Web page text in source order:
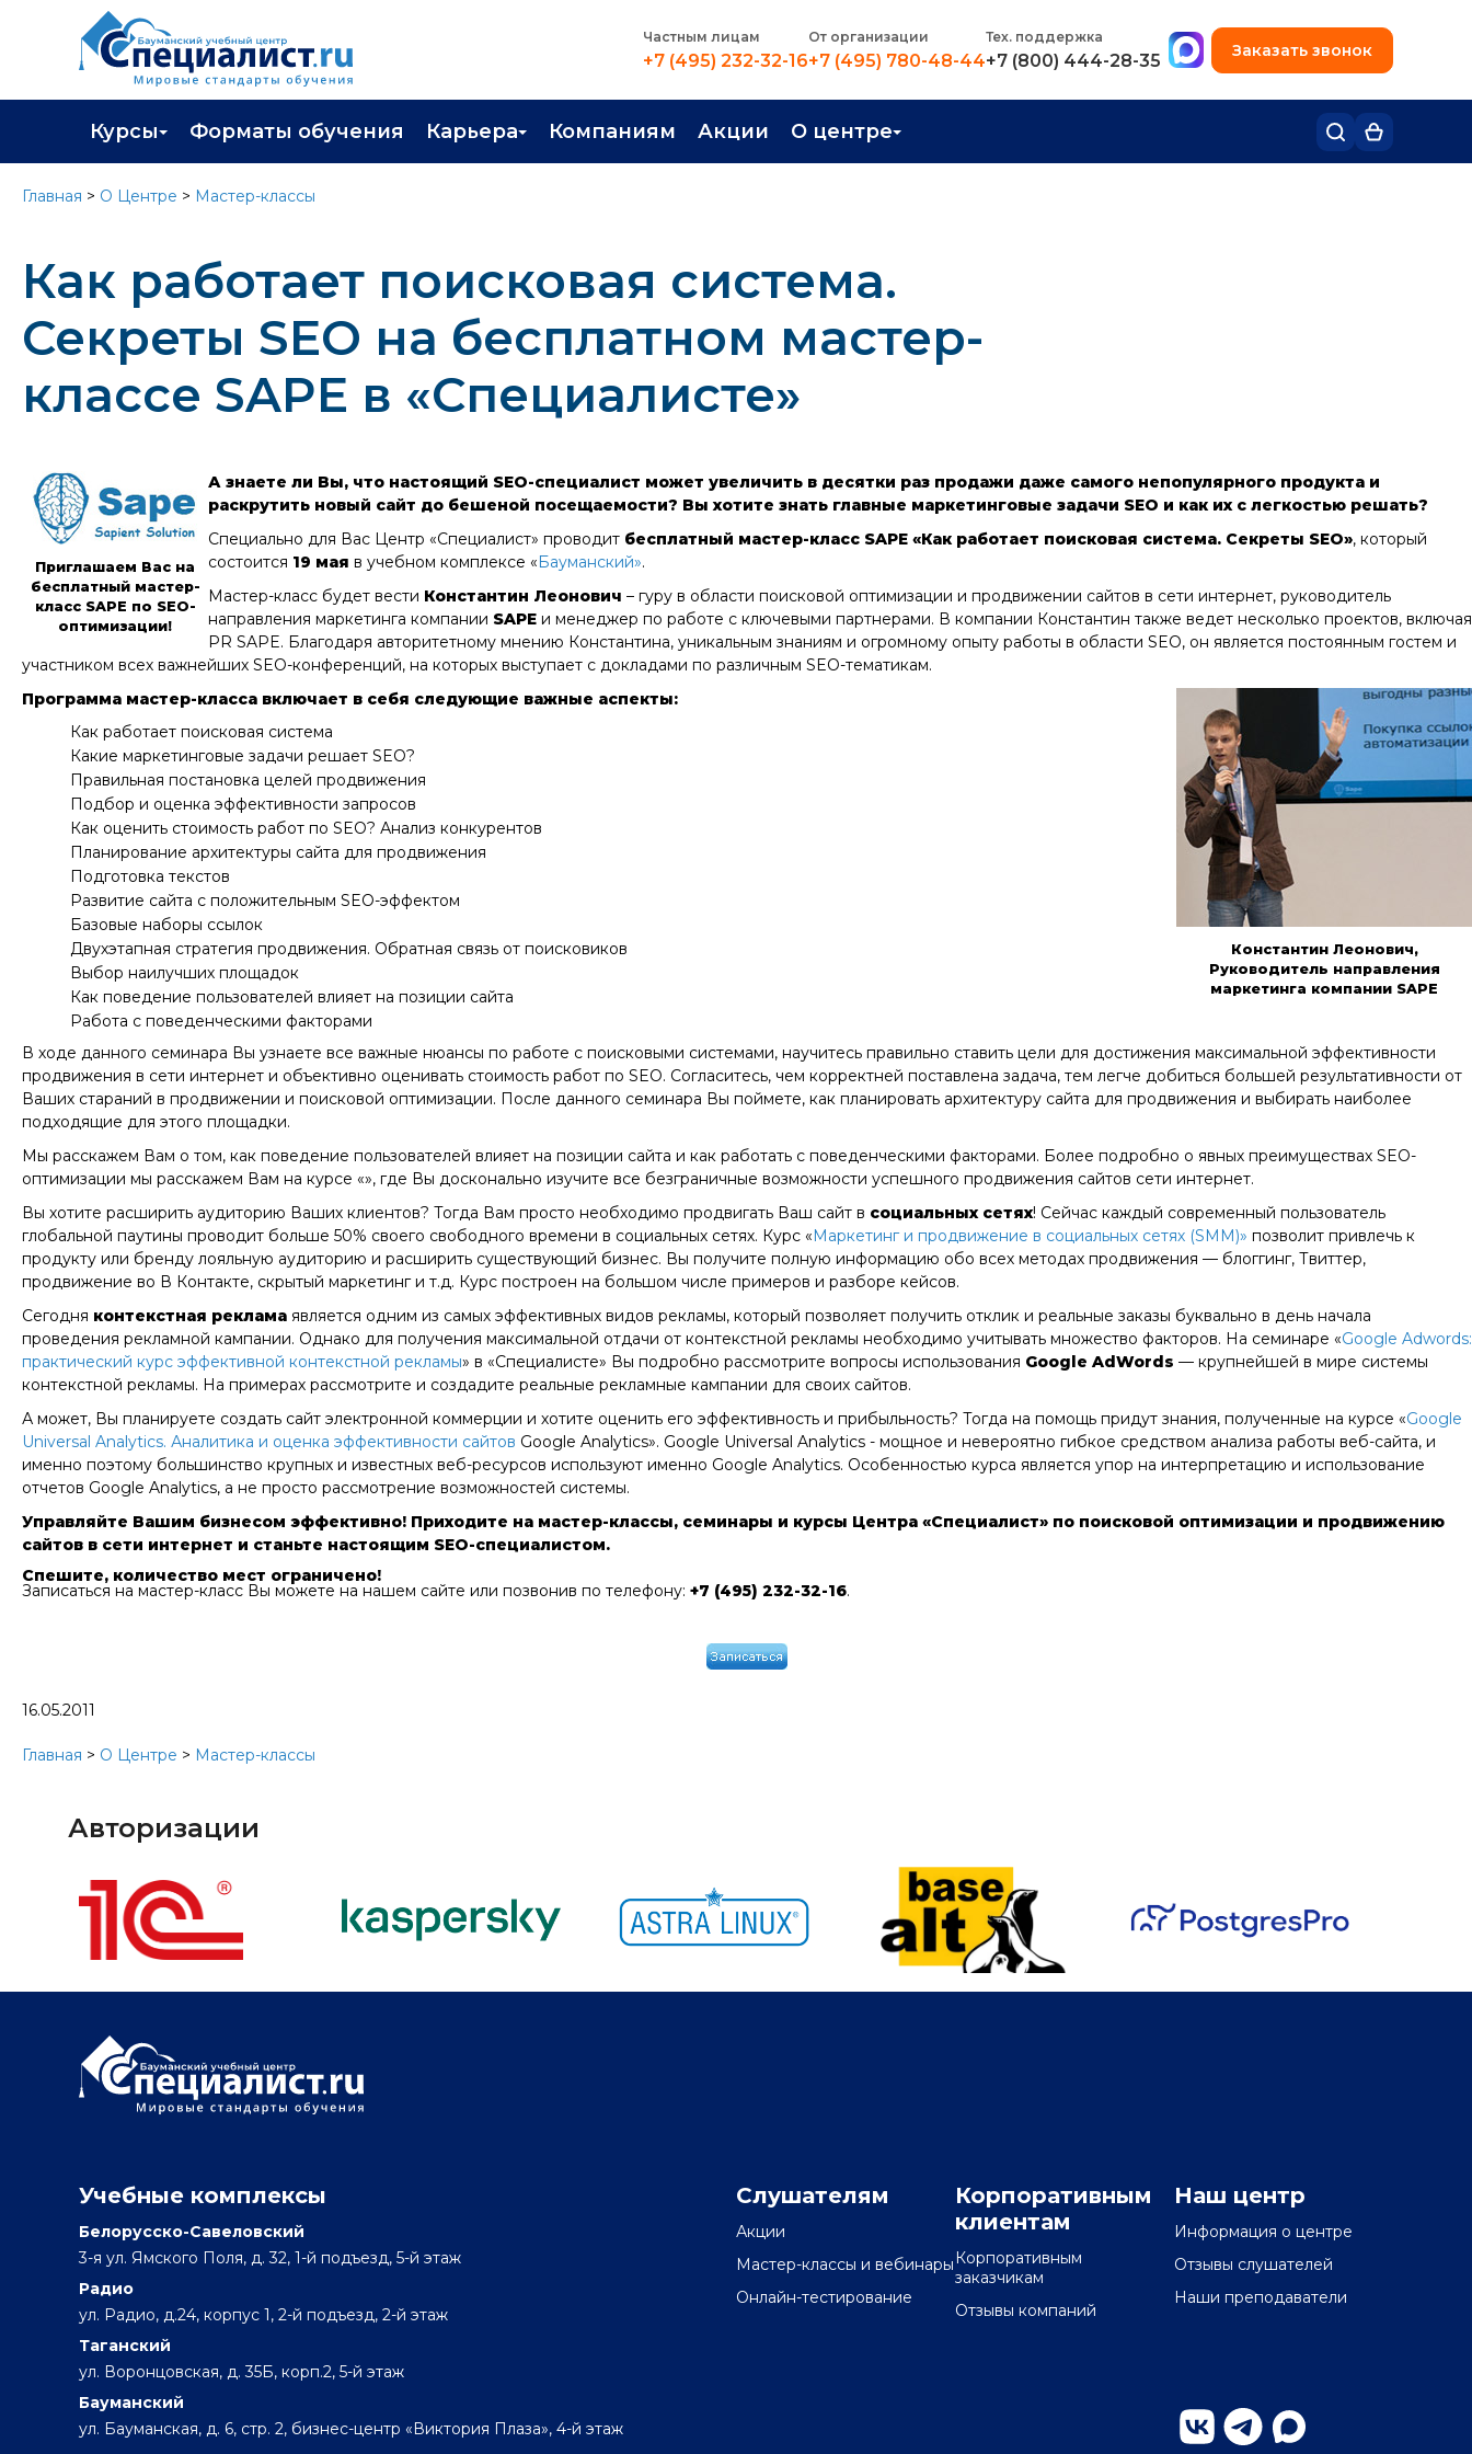
Частным лицам
+7 (495) 232-32-16
От организации
+7 (495) 780-48-44
Тех. поддержка
+7 (800) 444-28-35
+7 (495) 780-48-49
Заказать звонок
Курсы
Каталог курсов
Профессиональная переподготовка
Программа лояльности
Подарить сертификат на обучение
Форматы обучения Карьера
Трудоустройство
Работа в Центре
Компаниям Акции О центре
О центре
Вакансии
Главная > О Центре > Мастер-классы
Как работает поисковая система.
Секреты SEO на бесплатном мастер-
классе SAPE в «Специалисте»
Приглашаем Вас на
бесплатный мастер-
класс SAPE по SEO-
оптимизации!
А знаете ли Вы, что настоящий SEO-специалист может увеличить в десятки раз продажи даже самого непопулярного продукта и
раскрутить новый сайт до бешеной посещаемости? Вы хотите знать главные маркетинговые задачи SEO и как их с легкостью решать?
Специально для Вас Центр «Специалист» проводит бесплатный мастер-класс SAPE «Как работает поисковая система. Секреты SEO», который
состоится 19 мая в учебном комплексе «Бауманский».
Мастер-класс будет вести Константин Леонович – гуру в области поисковой оптимизации и продвижении сайтов в сети интернет, руководитель
направления маркетинга компании SAPE и менеджер по работе с ключевыми партнерами. В компании Константин также ведет несколько проектов, включая
PR SAPE. Благодаря авторитетному мнению Константина, уникальным знаниям и огромному опыту работы в области SEO, он является постоянным гостем и
участником всех важнейших SEO-конференций, на которых выступает с докладами по различным SEO-тематикам.
Константин Леонович,
Руководитель направления
маркетинга компании SAPE
Программа мастер-класса включает в себя следующие важные аспекты:
Как работает поисковая система
Какие маркетинговые задачи решает SEO?
Правильная постановка целей продвижения
Подбор и оценка эффективности запросов
Как оценить стоимость работ по SEO? Анализ конкурентов
Планирование архитектуры сайта для продвижения
Подготовка текстов
Развитие сайта с положительным SEO-эффектом
Базовые наборы ссылок
Двухэтапная стратегия продвижения. Обратная связь от поисковиков
Выбор наилучших площадок
Как поведение пользователей влияет на позиции сайта
Работа с поведенческими факторами
В ходе данного семинара Вы узнаете все важные нюансы по работе с поисковыми системами, научитесь правильно ставить цели для достижения максимальной эффективности
продвижения в сети интернет и объективно оценивать стоимость работ по SEO. Согласитесь, чем корректней поставлена задача, тем легче добиться большей результативности от
Ваших стараний в продвижении и поисковой оптимизации. После данного семинара Вы поймете, как планировать архитектуру сайта для продвижения и выбирать наиболее
подходящие для этого площадки.
Мы расскажем Вам о том, как поведение пользователей влияет на позиции сайта и как работать с поведенческими факторами. Более подробно о явных преимуществах SEO-
оптимизации мы расскажем Вам на курсе «», где Вы досконально изучите все безграничные возможности успешного продвижения сайтов сети интернет.
Вы хотите расширить аудиторию Ваших клиентов? Тогда Вам просто необходимо продвигать Ваш сайт в социальных сетях! Сейчас каждый современный пользователь
глобальной паутины проводит больше 50% своего свободного времени в социальных сетях. Курс «Маркетинг и продвижение в социальных сетях (SMM)» позволит привлечь к
продукту или бренду лояльную аудиторию и расширить существующий бизнес. Вы получите полную информацию обо всех методах продвижения — блоггинг, Твиттер,
продвижение во В Контакте, скрытый маркетинг и т.д. Курс построен на большом числе примеров и разборе кейсов.
Сегодня контекстная реклама является одним из самых эффективных видов рекламы, который позволяет получить отклик и реальные заказы буквально в день начала
проведения рекламной кампании. Однако для получения максимальной отдачи от контекстной рекламы необходимо учитывать множество факторов. На семинаре «Google Adwords:
практический курс эффективной контекстной рекламы» в «Специалисте» Вы подробно рассмотрите вопросы использования Google AdWords — крупнейшей в мире системы
контекстной рекламы. На примерах рассмотрите и создадите реальные рекламные кампании для своих сайтов.
А может, Вы планируете создать сайт электронной коммерции и хотите оценить его эффективность и прибыльность? Тогда на помощь придут знания, полученные на курсе «Google
Universal Analytics. Аналитика и оценка эффективности сайтов Google Analytics». Google Universal Analytics - мощное и невероятно гибкое средством анализа работы веб-сайта, и
именно поэтому большинство крупных и известных веб-ресурсов используют именно Google Analytics. Особенностью курса является упор на интерпретацию и использование
отчетов Google Analytics, а не просто рассмотрение возможностей системы.
Управляйте Вашим бизнесом эффективно! Приходите на мастер-классы, семинары и курсы Центра «Специалист» по поисковой оптимизации и продвижению
сайтов в сети интернет и станьте настоящим SEO-специалистом.
Спешите, количество мест ограничено!
Записаться на мастер-класс Вы можете на нашем сайте или позвонив по телефону: +7 (495) 232-32-16.
16.05.2011
Главная > О Центре > Мастер-классы
Авторизации
Учебные комплексы
Белорусско-Савеловский
3-я ул. Ямского Поля, д. 32, 1-й подъезд, 5-й этаж
Радио
ул. Радио, д.24, корпус 1, 2-й подъезд, 2-й этаж
Таганский
ул. Воронцовская, д. 35Б, корп.2, 5-й этаж
Бауманский
ул. Бауманская, д. 6, стр. 2, бизнес-центр «Виктория Плаза», 4-й этаж
Слушателям
Акции
Мастер-классы и вебинары
Онлайн-тестирование
Корпоративным
клиентам
Корпоративным
заказчикам
Отзывы компаний
Наш центр
Информация о центре
Отзывы слушателей
Наши преподаватели